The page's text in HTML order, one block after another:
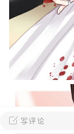
P站美图推荐——透视装特辑（二）
写评论